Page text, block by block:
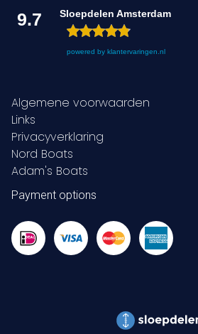
9.7 Sloepdelen Amsterdam
powered by klantervaringen.nl
Algemene voorwaarden
Links
Privacyverklaring
Nord Boats
Adam's Boats
Payment options